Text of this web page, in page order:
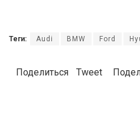
Теги: Audi BMW Ford
Поделиться Tweet